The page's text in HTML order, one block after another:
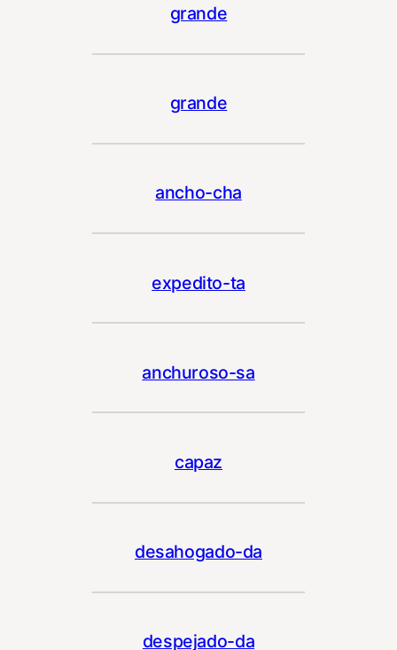
grande
grande
ancho-cha
expedito-ta
anchuroso-sa
capaz
desahogado-da
despejado-da